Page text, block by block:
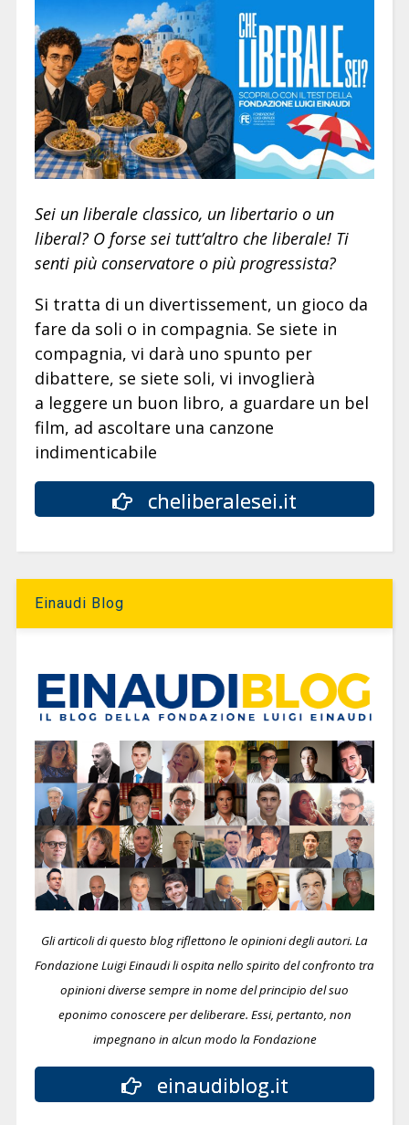
Sei un liberale classico, un libertario o un
liberal? O forse sei tutt’altro che liberale! Ti
senti più conservatore o più progressista?
Si tratta di un divertissement, un gioco da
fare da soli o in compagnia. Se siete in
compagnia, vi darà uno spunto per
dibattere, se siete soli, vi invoglierà
a leggere un buon libro, a guardare un bel
film, ad ascoltare una canzone
indimenticabile
cheliberalesei.it
Einaudi Blog
Gli articoli di questo blog riflettono le opinioni degli autori. La
Fondazione Luigi Einaudi li ospita nello spirito del confronto tra
opinioni diverse sempre in nome del principio del suo
eponimo conoscere per deliberare. Essi, pertanto, non
impegnano in alcun modo la Fondazione
einaudiblog.it